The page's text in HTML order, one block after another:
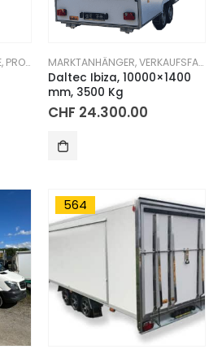
EVENTANHÄNGER & WERBE, PROMOTIONSANHÄNGER MARKTANHÄNGER,VERKAUFSFANHÄNGER
Daltec Ibiza, 10000×1400
mm, 3500 Kg
CHF 24.300.00
564